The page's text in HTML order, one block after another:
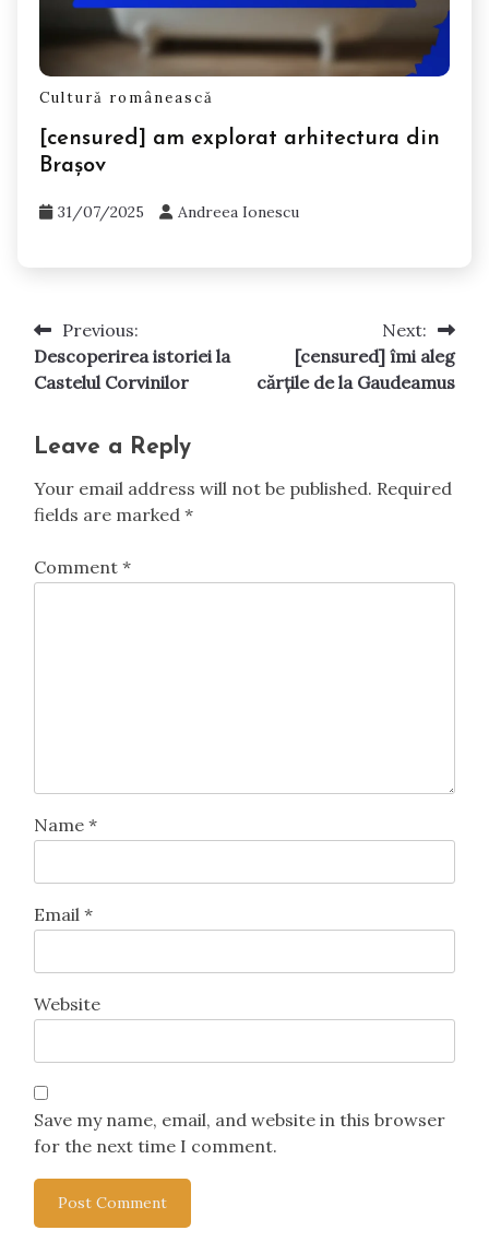
Cultură românească
[censured] am explorat arhitectura din
Brașov
31/07/2025 Andreea Ionescu
Post
navigation
Previous:
Descoperirea istoriei la
Castelul Corvinilor
Next:
[censured] îmi aleg
cărțile de la Gaudeamus
Leave a Reply
Your email address will not be published. Required
fields are marked *
Comment *
Name *
Email *
Website
Save my name, email, and website in this browser
for the next time I comment.